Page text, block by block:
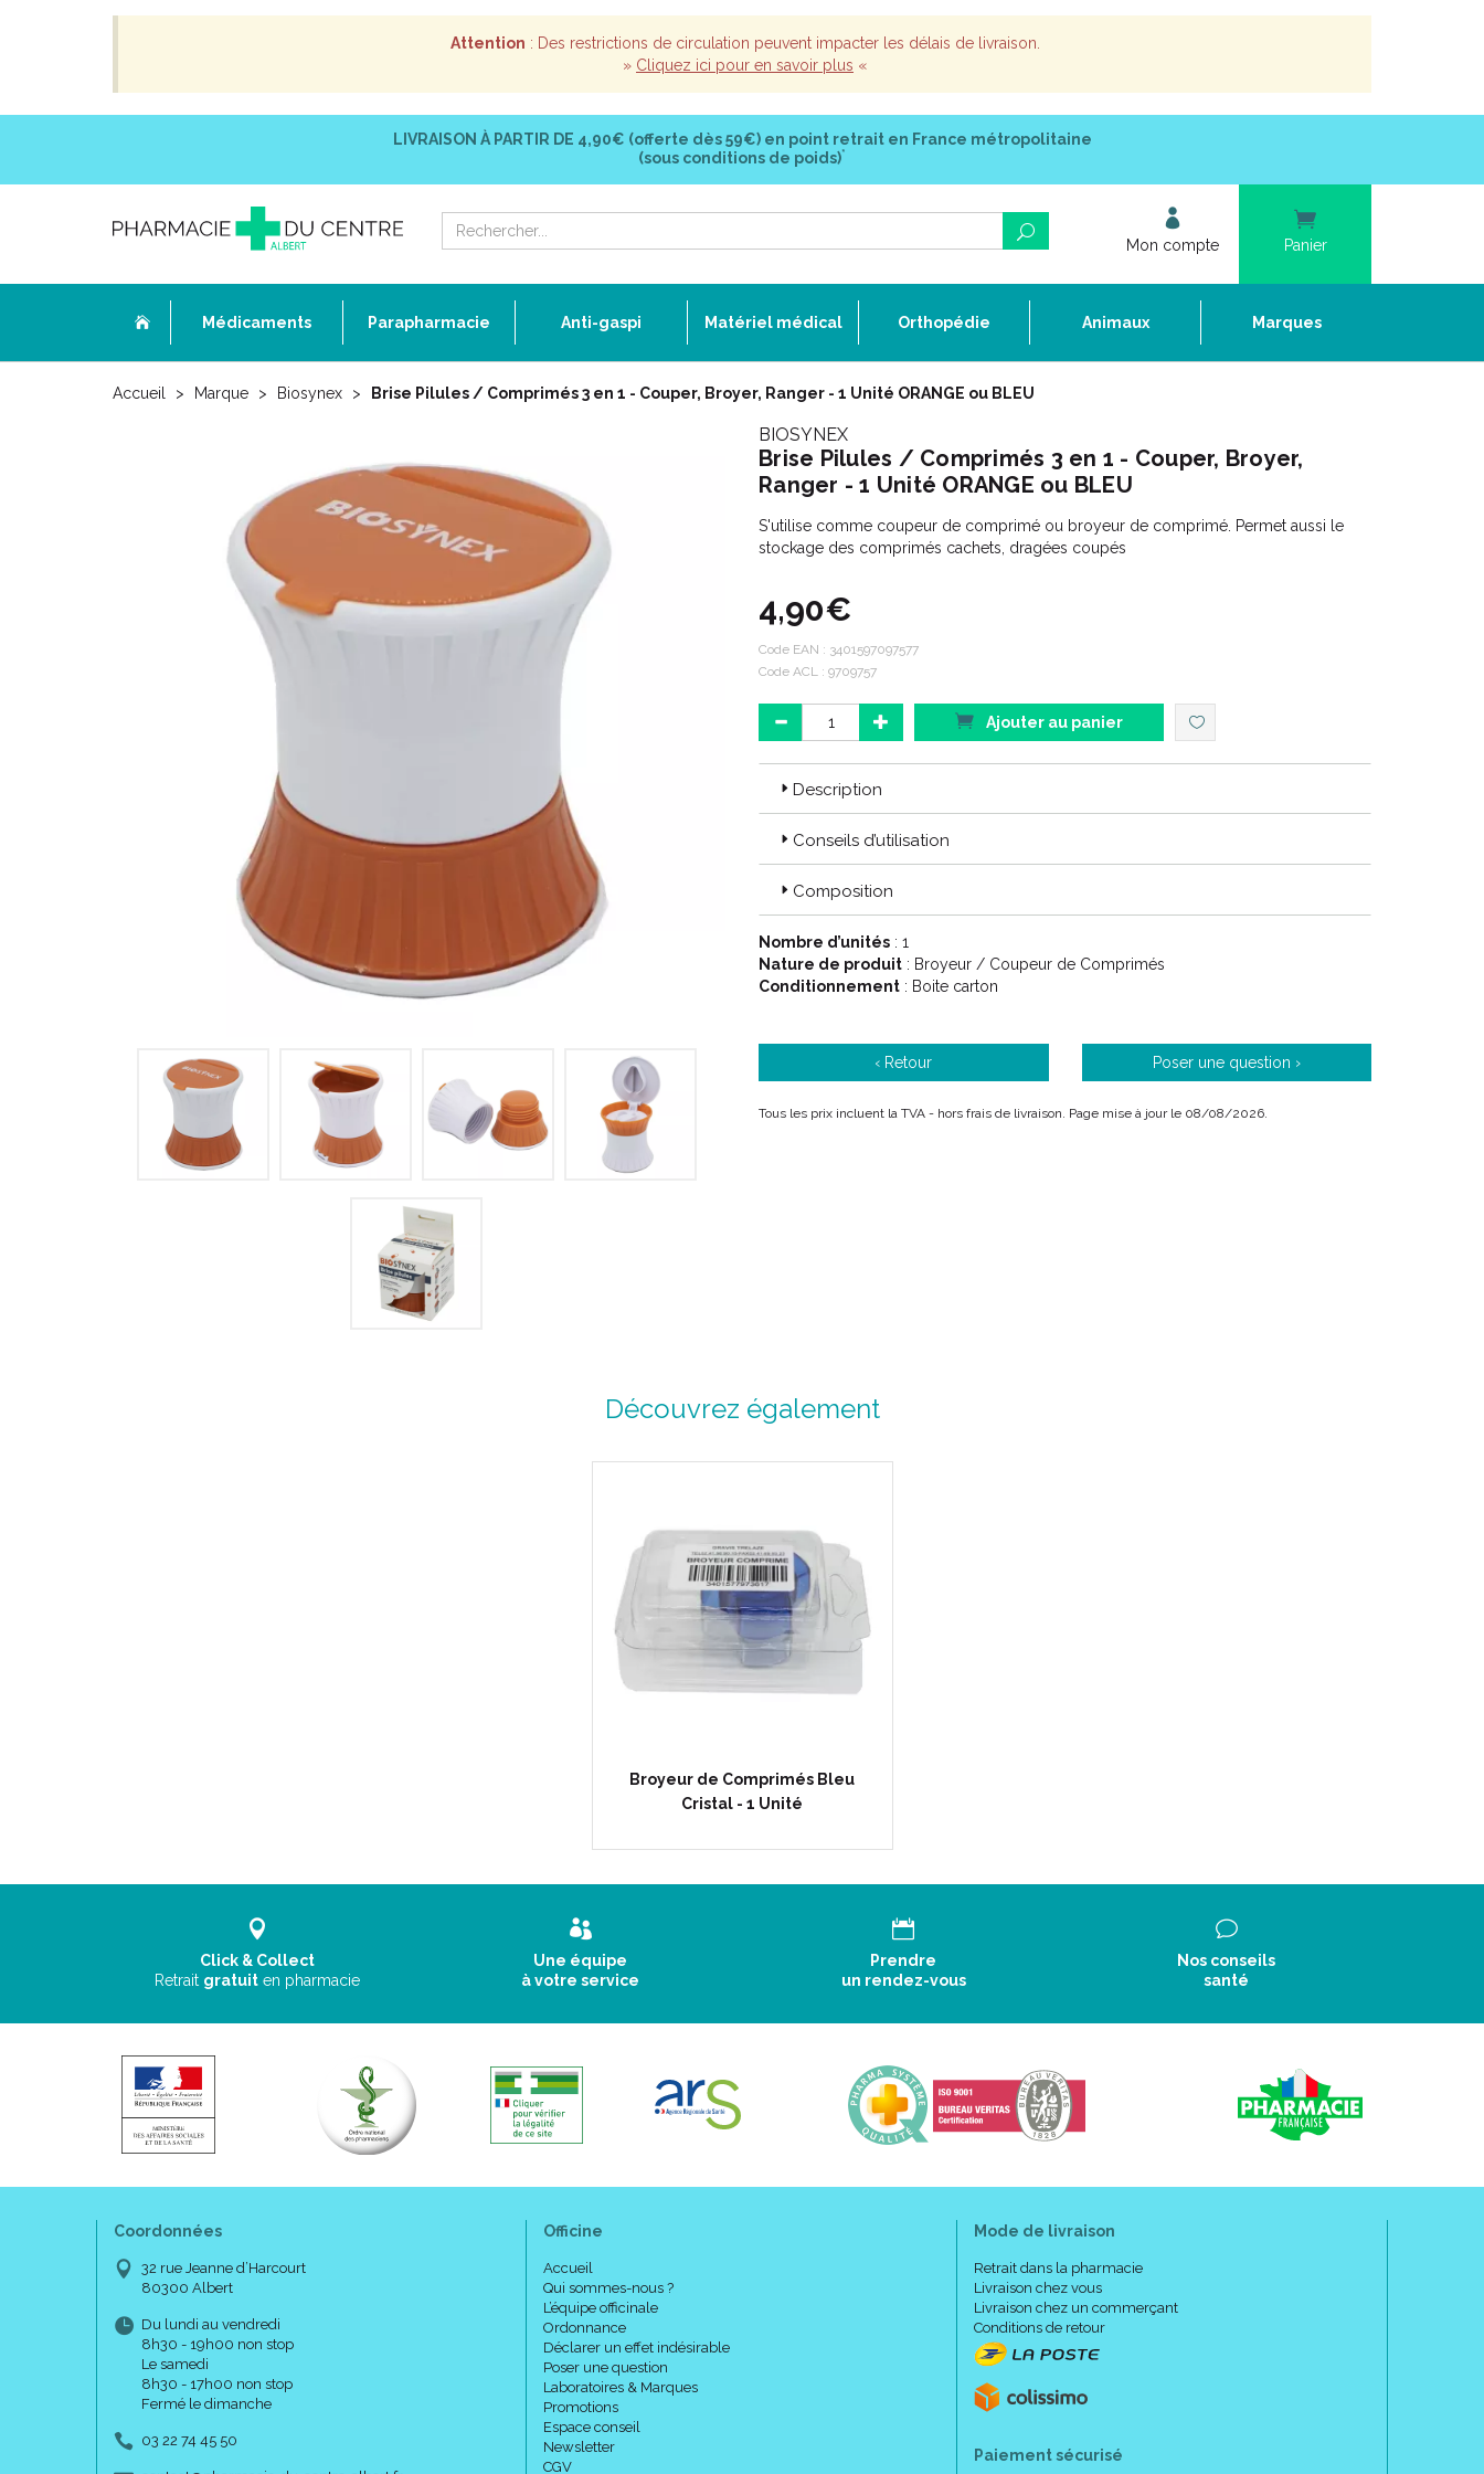
Attention : Des restrictions de circulation peuvent impacter les délais de livraison.
» Cliquez ici pour en savoir plus «
LIVRAISON À PARTIR DE 4,90€ (offerte dès 59€) en point retrait en France métropolitaine
(sous conditions de poids)*
Mon compte Panier
Médicaments Parapharmacie Anti-gaspi Matériel médical Orthopédie Animaux Marques
Accueil Marque Biosynex Brise Pilules / Comprimés 3 en 1 - Couper, Broyer, Ranger - 1 Unité ORANGE ou BLEU
BIOSYNEX
Brise Pilules / Comprimés 3 en 1 - Couper, Broyer,
Ranger - 1 Unité ORANGE ou BLEU
S'utilise comme coupeur de comprimé ou broyeur de comprimé. Permet aussi le
stockage des comprimés cachets, dragées coupés
4,90€
Code EAN : 3401597097577
Code ACL : 9709757
Ajouter au panier
Description
Conseils d’utilisation
Composition
Nombre d’unités : 1
Nature de produit : Broyeur / Coupeur de Comprimés
Conditionnement : Boite carton
‹ Retour Poser une question ›
Tous les prix incluent la TVA - hors frais de livraison. Page mise à jour le 08/08/2026.
Découvrez également
Broyeur de Comprimés Bleu
Cristal - 1 Unité
Click & Collect
Retrait gratuit en pharmacie
Une équipe
à votre service
Prendre
un rendez-vous
Nos conseils
santé
Coordonnées
32 rue Jeanne d’Harcourt
80300 Albert
Du lundi au vendredi
8h30 - 19h00 non stop
Le samedi
8h30 - 17h00 non stop
Fermé le dimanche
03 22 74 45 50
Officine
Accueil
Qui sommes-nous ?
L’équipe officinale
Ordonnance
Déclarer un effet indésirable
Poser une question
Laboratoires & Marques
Promotions
Espace conseil
Newsletter
CGV
Mode de livraison
Retrait dans la pharmacie
Livraison chez vous
Livraison chez un commerçant
Conditions de retour
Paiement sécurisé